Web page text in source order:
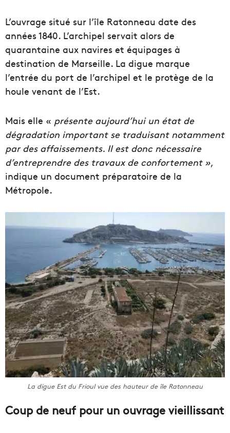
L’ouvrage situé sur l’île Ratonneau date des
années 1840. L’archipel servait alors de
quarantaine aux navires et équipages à
destination de Marseille. La digue marque
l’entrée du port de l’archipel et le protège de la
houle venant de l’Est.
Mais elle « présente aujourd’hui un état de
dégradation important se traduisant notamment
par des affaissements. Il est donc nécessaire
d’entreprendre des travaux de confortement »,
indique un document préparatoire de la
Métropole.
La digue Est du Frioul vue des hauteur de île Ratonneau
Coup de neuf pour un ouvrage vieillissant